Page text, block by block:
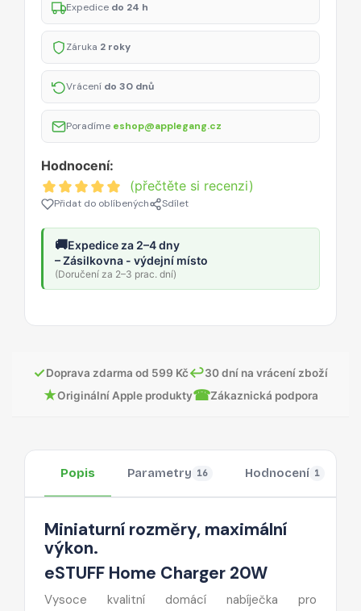
Expedice do 24 h
Záruka 2 roky
Vrácení do 30 dnů
Poradíme eshop@applegang.cz
Hodnocení:
(přečtěte si recenzi)
Přidat do oblíbených Sdílet
🚚Expedice za 2–4 dny
– Zásilkovna - výdejní místo
(Doručení za 2–3 prac. dní)
✓Doprava zdarma od 599 Kč↩30 dní na vrácení zboží
★Originální Apple produkty☎Zákaznická podpora
Popis Parametry 16 Hodnocení 1
Miniaturní rozměry, maximální
výkon.
eSTUFF Home Charger 20W
Vysoce kvalitní domácí nabíječka pro